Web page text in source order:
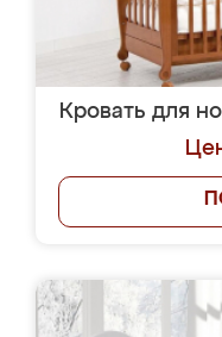
Кровать для